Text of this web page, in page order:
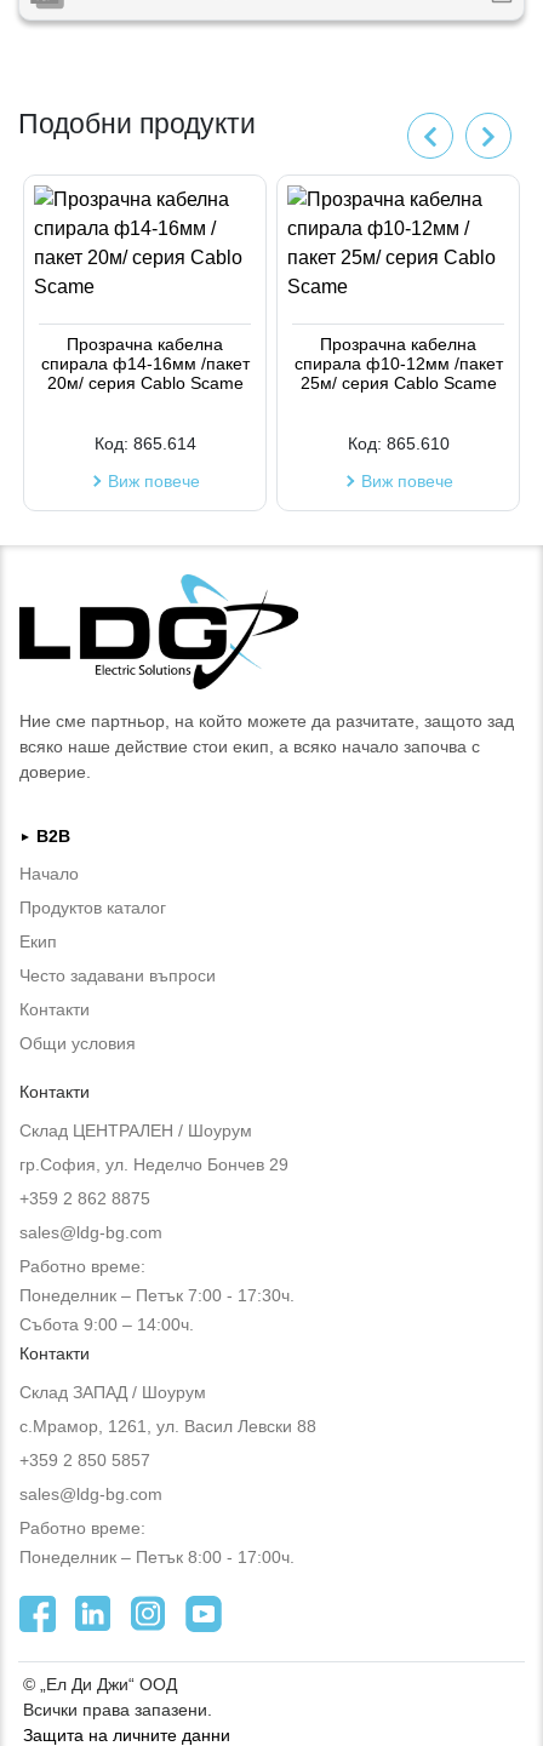
Подобни продукти
Прозрачна кабелна
спирала ф14-16мм /пакет
20м/ серия Cablo Scame
Код: 865.614
Виж повече
Прозрачна кабелна
спирала ф10-12мм /пакет
25м/ серия Cablo Scame
Код: 865.610
Виж повече
Ние сме партньор, на който можете да разчитате, защото зад
всяко наше действие стои екип, а всяко начало започва с
доверие.
►
B2B
Начало
Продуктов каталог
Екип
Често задавани въпроси
Контакти
Общи условия
Контакти
Склад ЦЕНТРАЛЕН / Шоурум
гр.София, ул. Неделчо Бончев 29
+359 2 862 8875
sales@ldg-bg.com
Работно време:
Понеделник – Петък 7:00 - 17:30ч.
Събота 9:00 – 14:00ч.
Контакти
Склад ЗАПАД / Шоурум
с.Мрамор, 1261, ул. Васил Левски 88
+359 2 850 5857
sales@ldg-bg.com
Работно време:
Понеделник – Петък 8:00 - 17:00ч.
© „Ел Ди Джи“ ООД
Всички права запазени.
Защита на личните данни